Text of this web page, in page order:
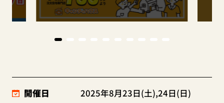
開催日 2025年8月23日(土),24日(日)